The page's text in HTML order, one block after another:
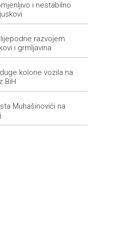
i nestabilno
razvojem
i grmljavina
kolone vozila na
BiH
Muhašinovići na